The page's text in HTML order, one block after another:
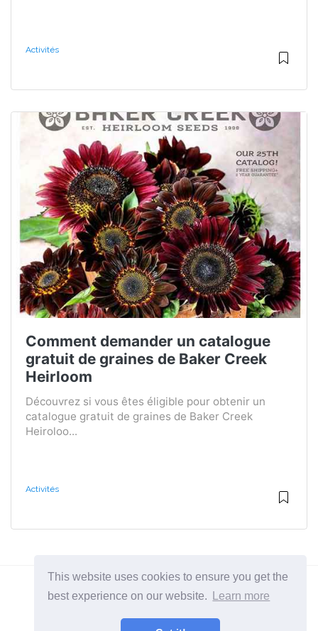
This website uses cookies to ensure you get the
best experience on our website.
Learn more
Activités
Comment demander un catalogue
gratuit de graines de Baker Creek
Heirloom
Découvrez si vous êtes éligible pour obtenir un
catalogue gratuit de graines de Baker Creek
Heiroloo...
Activités
2026 ©BuruNews